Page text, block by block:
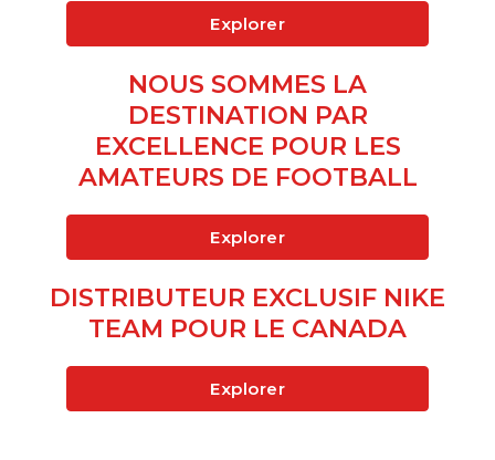
Explorer
NOUS SOMMES LA
DESTINATION PAR
EXCELLENCE POUR LES
AMATEURS DE FOOTBALL
Explorer
DISTRIBUTEUR EXCLUSIF NIKE
TEAM POUR LE CANADA
Explorer